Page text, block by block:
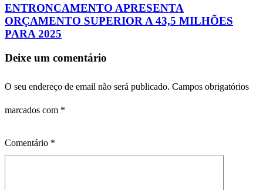
ENTRONCAMENTO APRESENTA
ORÇAMENTO SUPERIOR A 43,5 MILHÕES
PARA 2025
Deixe um comentário
O seu endereço de email não será publicado. Campos obrigatórios
marcados com *
Comentário *